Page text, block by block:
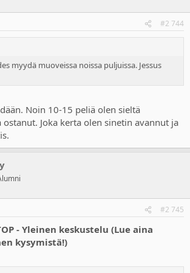
#2 744
myydä muoveissa noissa puljuissa. Jessus
Noin 10-15 peliä olen sieltä
Joka kerta olen sinetin avannut ja
#2 745
- Yleinen keskustelu (Lue aina
kysymistä!)